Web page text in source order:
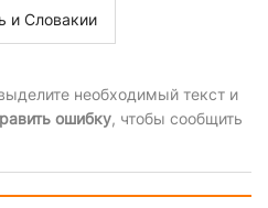
и Словакии
необходимый текст и
ошибку, чтобы сообщить